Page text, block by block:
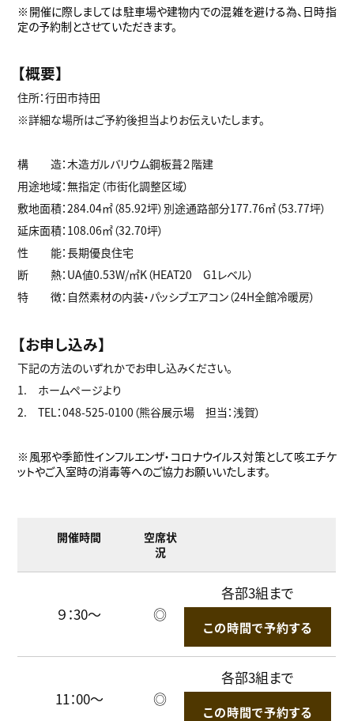
※開催に際しましては駐車場や建物内での混雑を避ける為、日時指
定の予約制とさせていただきます。
【概要】
住所：行田市持田
※詳細な場所はご予約後担当よりお伝えいたします。
構 造：木造ガルバリウム鋼板葺２階建
用途地域：無指定（市街化調整区域）
敷地面積：284.04㎡（85.92坪）別途通路部分177.76㎡（53.77坪）
延床面積：108.06㎡（32.70坪）
性 能：長期優良住宅
断 熱：UA値0.53W/㎡K（HEAT20 G1レベル）
特 徴：自然素材の内装・パッシブエアコン（24H全館冷暖房）
【お申し込み】
下記の方法のいずれかでお申し込みください。
1. ホームページより
2. TEL：048-525-0100（熊谷展示場 担当：浅賀）
※風邪や季節性インフルエンザ・コロナウイルス対策として咳エチケ
ットやご入室時の消毒等へのご協力お願いいたします。
開催時間
空席状
況
９：30～ ◎
各部3組まで
この時間で予約する
11：00～ ◎
各部3組まで
この時間で予約する